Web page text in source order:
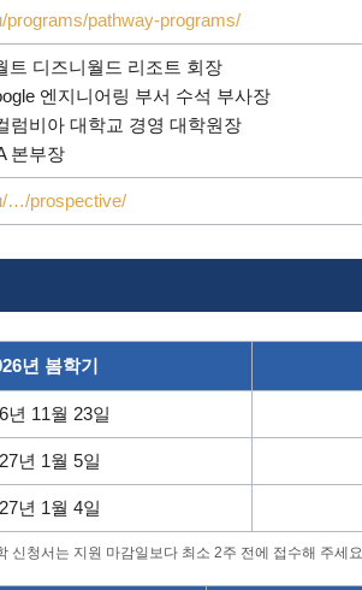
programs/pathway-programs/
트 디즈니월드 리조트 회장
엔지니어링 부서 수석 부사장
럼비아 대학교 경영 대학원장
본부장
…/prospective/
년 봄학기
년 11월 23일
년 1월 5일
년 1월 4일
청서는 지원 마감일보다 최소 2주 전에 접수해 주세요.